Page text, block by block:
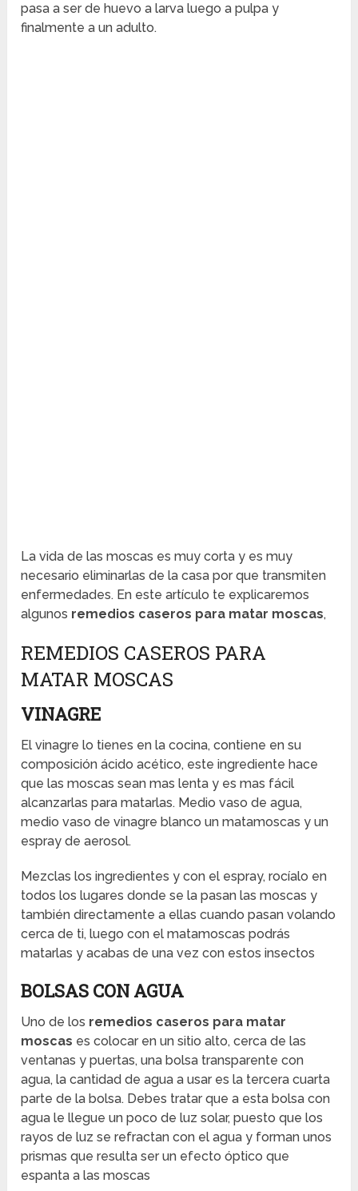
pasa a ser de huevo a larva luego a pulpa y
finalmente a un adulto.
La vida de las moscas es muy corta y es muy
necesario eliminarlas de la casa por que transmiten
enfermedades. En este artículo te explicaremos
algunos remedios caseros para matar moscas,
REMEDIOS CASEROS PARA
MATAR MOSCAS
VINAGRE
El vinagre lo tienes en la cocina, contiene en su
composición ácido acético, este ingrediente hace
que las moscas sean mas lenta y es mas fácil
alcanzarlas para matarlas. Medio vaso de agua,
medio vaso de vinagre blanco un matamoscas y un
espray de aerosol.
Mezclas los ingredientes y con el espray, rocíalo en
todos los lugares donde se la pasan las moscas y
también directamente a ellas cuando pasan volando
cerca de ti, luego con el matamoscas podrás
matarlas y acabas de una vez con estos insectos
BOLSAS CON AGUA
Uno de los remedios caseros para matar
moscas es colocar en un sitio alto, cerca de las
ventanas y puertas, una bolsa transparente con
agua, la cantidad de agua a usar es la tercera cuarta
parte de la bolsa. Debes tratar que a esta bolsa con
agua le llegue un poco de luz solar, puesto que los
rayos de luz se refractan con el agua y forman unos
prismas que resulta ser un efecto óptico que
espanta a las moscas